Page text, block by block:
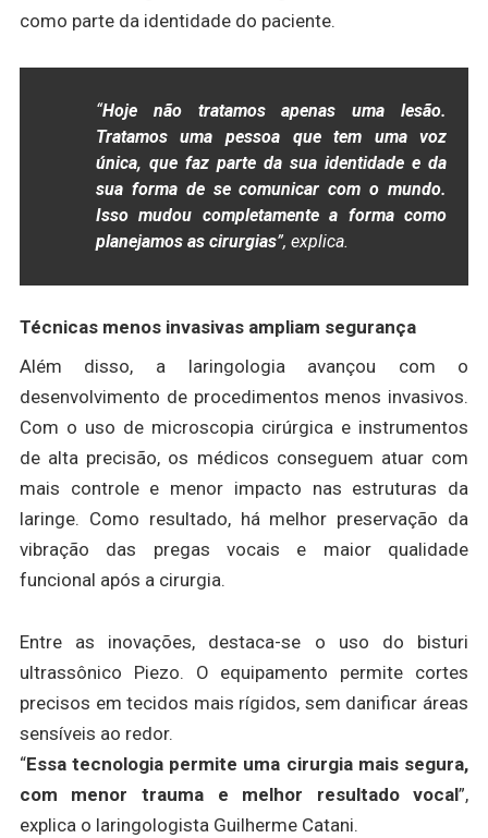
como parte da identidade do paciente.
“Hoje não tratamos apenas uma lesão.
Tratamos uma pessoa que tem uma voz
única, que faz parte da sua identidade e da
sua forma de se comunicar com o mundo.
Isso mudou completamente a forma como
planejamos as cirurgias”, explica.
Técnicas menos invasivas ampliam segurança
Além disso, a laringologia avançou com o
desenvolvimento de procedimentos menos invasivos.
Com o uso de microscopia cirúrgica e instrumentos
de alta precisão, os médicos conseguem atuar com
mais controle e menor impacto nas estruturas da
laringe. Como resultado, há melhor preservação da
vibração das pregas vocais e maior qualidade
funcional após a cirurgia.
Entre as inovações, destaca-se o uso do bisturi
ultrassônico Piezo. O equipamento permite cortes
precisos em tecidos mais rígidos, sem danificar áreas
sensíveis ao redor.
“Essa tecnologia permite uma cirurgia mais segura,
com menor trauma e melhor resultado vocal”,
explica o laringologista Guilherme Catani.